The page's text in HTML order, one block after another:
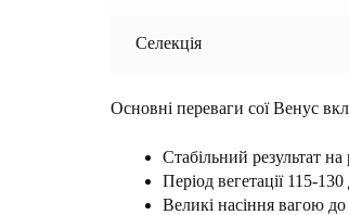
Селекція
Основні переваги сої Венус
Стабільний результат
Період вегетації 115-130
Великі насіння вагою